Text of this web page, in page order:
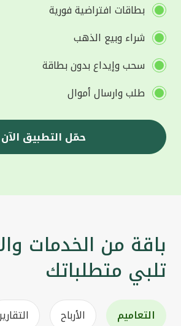
بطاقات افتراضية فورية
شراء وبيع الذهب
سحب وإيداع بدون بطاقة
طلب وارسال أموال
حمّل التطبيق الآن
باقة من الخدمات
تلبي متطلباتك
التعاميم الأرباح